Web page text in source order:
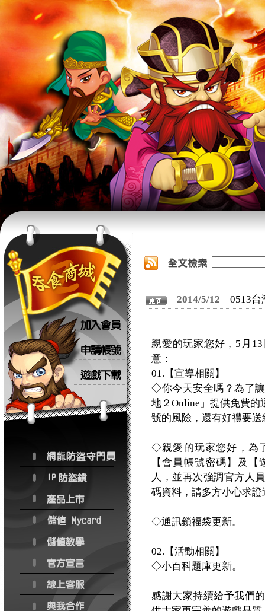
2014/5/12 0513台
親愛的玩家您好，5月
意：
01.【宣導相關】
◇你今天安全嗎？為了
地２Online」提供免費
號的風險，還有好禮要送
◇親愛的玩家您好，為
【會員帳號密碼】及
人，並再次強調官方人
碼資料，請多方小心求
◇通訊鎖福袋更新。
02.【活動相關】
◇小百科題庫更新。
感謝大家持續給予我們